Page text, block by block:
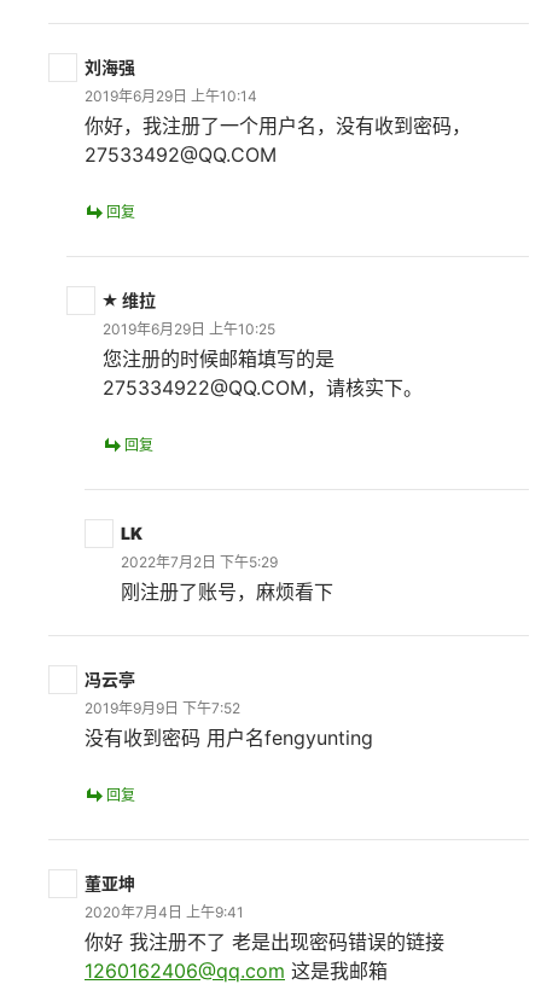
刘海强
2019年6月29日 上午10:14
你好，我注册了一个用户名，没有收到密码，
27533492@QQ.COM
回复
维拉
2019年6月29日 上午10:25
您注册的时候邮箱填写的是
275334922@QQ.COM，请核实下。
回复
LK
2022年7月2日 下午5:29
刚注册了账号，麻烦看下
冯云亭
2019年9月9日 下午7:52
没有收到密码 用户名fengyunting
回复
董亚坤
2020年7月4日 上午9:41
你好 我注册不了 老是出现密码错误的链接
1260162406@qq.com 这是我邮箱